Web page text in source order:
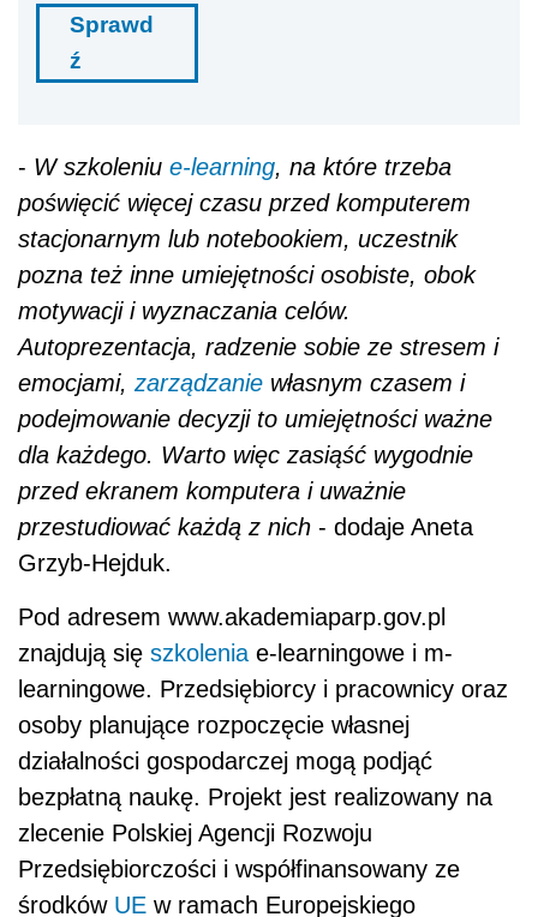
Sprawd
ź
- W szkoleniu e-learning, na które trzeba
poświęcić więcej czasu przed komputerem
stacjonarnym lub notebookiem, uczestnik
pozna też inne umiejętności osobiste, obok
motywacji i wyznaczania celów.
Autoprezentacja, radzenie sobie ze stresem i
emocjami, zarządzanie własnym czasem i
podejmowanie decyzji to umiejętności ważne
dla każdego. Warto więc zasiąść wygodnie
przed ekranem komputera i uważnie
przestudiować każdą z nich - dodaje Aneta
Grzyb-Hejduk.
Pod adresem www.akademiaparp.gov.pl
znajdują się szkolenia e-learningowe i m-
learningowe. Przedsiębiorcy i pracownicy oraz
osoby planujące rozpoczęcie własnej
działalności gospodarczej mogą podjąć
bezpłatną naukę. Projekt jest realizowany na
zlecenie Polskiej Agencji Rozwoju
Przedsiębiorczości i współfinansowany ze
środków UE w ramach Europejskiego